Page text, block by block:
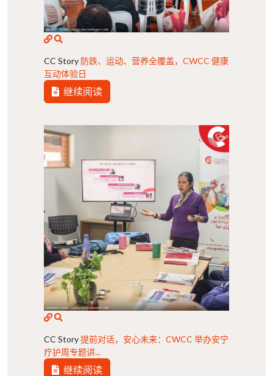
CC Story 防跌、运动、营养全覆盖，CWCC 健康
互动体验日
继续阅读
CC Story提前对话，安心未来：CWCC 举办安宁
疗护周专题讲...
继续阅读